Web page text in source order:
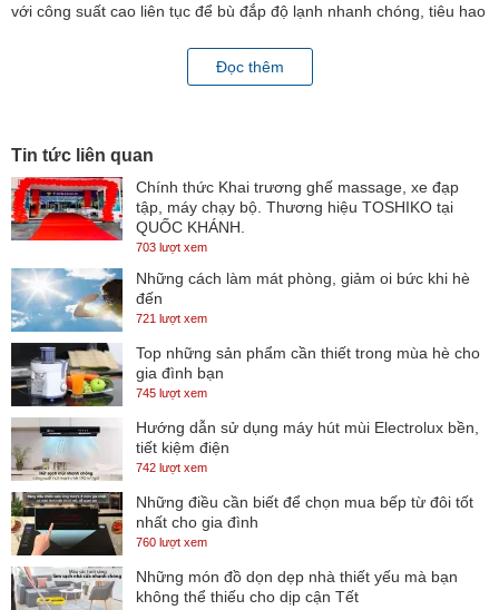
với công suất cao liên tục để bù đắp độ lạnh nhanh chóng, tiêu hao
Inverter tự động điều chỉnh nhiều cấp độ hoạt động của động cơ
Công nghệ làm lạnh nhiệt EvenTemp
Công nghệ làm lạnh EvenTemp với luồng không khí được tối ưu
hóa giúp đảm bảo nhiệt độ ổn định và đồng đều, ngăn chặn tình
trạng quá lạnh hoặc quá ấm tại các vị trí khác nhau trong tủ ngay
cả khi trong tủ đã chứa đầy đồ. Nhiệt độ ổn định sẽ quyết định đến
Đọc thêm
Tin tức liên quan
Chính thức Khai trương ghế massage, xe đạp
tập, máy chạy bộ. Thương hiệu TOSHIKO tại
QUỐC KHÁNH.
703 lượt xem
Những cách làm mát phòng, giảm oi bức khi hè
đến
721 lượt xem
Top những sản phẩm cần thiết trong mùa hè cho
gia đình bạn
745 lượt xem
Hướng dẫn sử dụng máy hút mùi Electrolux bền,
tiết kiệm điện
742 lượt xem
Những điều cần biết để chọn mua bếp từ đôi tốt
nhất cho gia đình
760 lượt xem
Những món đồ dọn dẹp nhà thiết yếu mà bạn
không thể thiếu cho dịp cận Tết